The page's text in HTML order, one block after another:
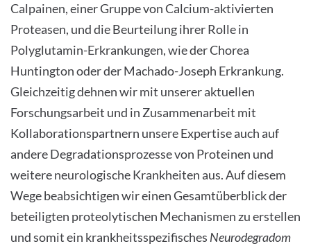
Calpainen, einer Gruppe von Calcium-aktivierten
Proteasen, und die Beurteilung ihrer Rolle in
Polyglutamin-Erkrankungen, wie der Chorea
Huntington oder der Machado-Joseph Erkrankung.
Gleichzeitig dehnen wir mit unserer aktuellen
Forschungsarbeit und in Zusammenarbeit mit
Kollaborationspartnern unsere Expertise auch auf
andere Degradationsprozesse von Proteinen und
weitere neurologische Krankheiten aus. Auf diesem
Wege beabsichtigen wir einen Gesamtüberblick der
beteiligten proteolytischen Mechanismen zu erstellen
und somit ein krankheitsspezifisches Neurodegradom